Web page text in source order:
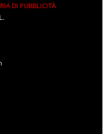
DI PUBBLICITÀ